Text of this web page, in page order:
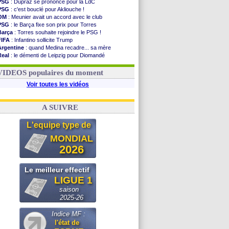
: Dupraz se prononce pour la LdC
: c'est bouclé pour Akliouche !
: Meunier avait un accord avec le club
: le Barça fixe son prix pour Torres
: Torres souhaite rejoindre le PSG !
: Infantino sollicite Trump
: quand Medina recadre... sa mère
: le démenti de Leipzig pour Diomandé
: le conseiller d'Infantino démissionne !
populaires du moment
Voir toutes les vidéos
A SUIVRE
L'equipe type de
MONDIAL
2026
Le meilleur effectif
LIGUE 1
saison
2025-26
Indice MF :
l'état de